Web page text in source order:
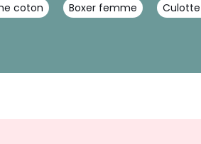
coton Boxer femme